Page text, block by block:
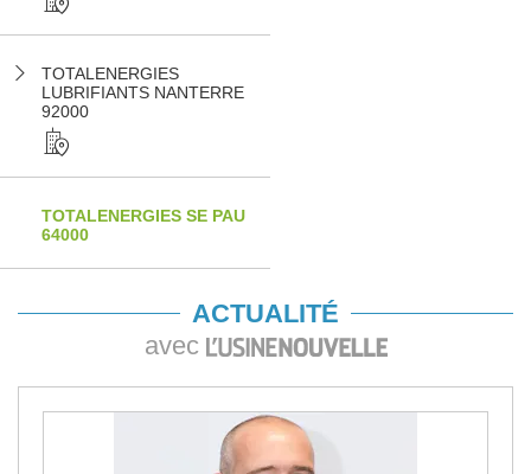
TOTALENERGIES
LUBRIFIANTS NANTERRE
92000
TOTALENERGIES SE PAU
64000
ACTUALITÉ
avec